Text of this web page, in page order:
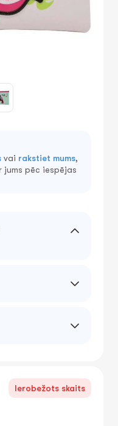
vai rakstiet mums,
jums pēc iespējas
Ierobežots skaits